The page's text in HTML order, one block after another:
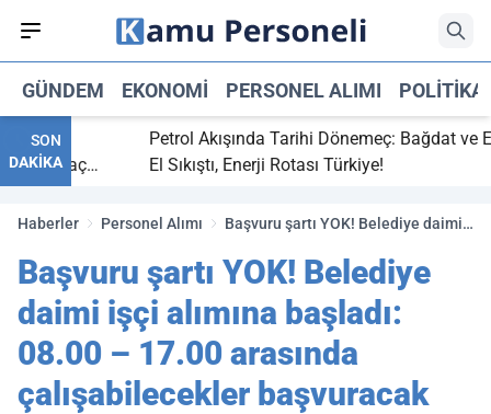
GÜNDEM EKONOMI PERSONEL ALIMI POLITIKA
SON
DAKİKA
bitti,
maç
Petrol Akışında Tarihi Dönemeç: Bağdat ve Erbil
El Sıkıştı, Enerji Rotası Türkiye!
Haberler Personel Alımı
Başvuru şartı YOK! Belediye daimi
arasında çalışabilecekler
başvuracak
Başvuru şartı YOK! Belediye
daimi işçi alımına başladı:
08.00 – 17.00 arasında
çalışabilecekler başvuracak